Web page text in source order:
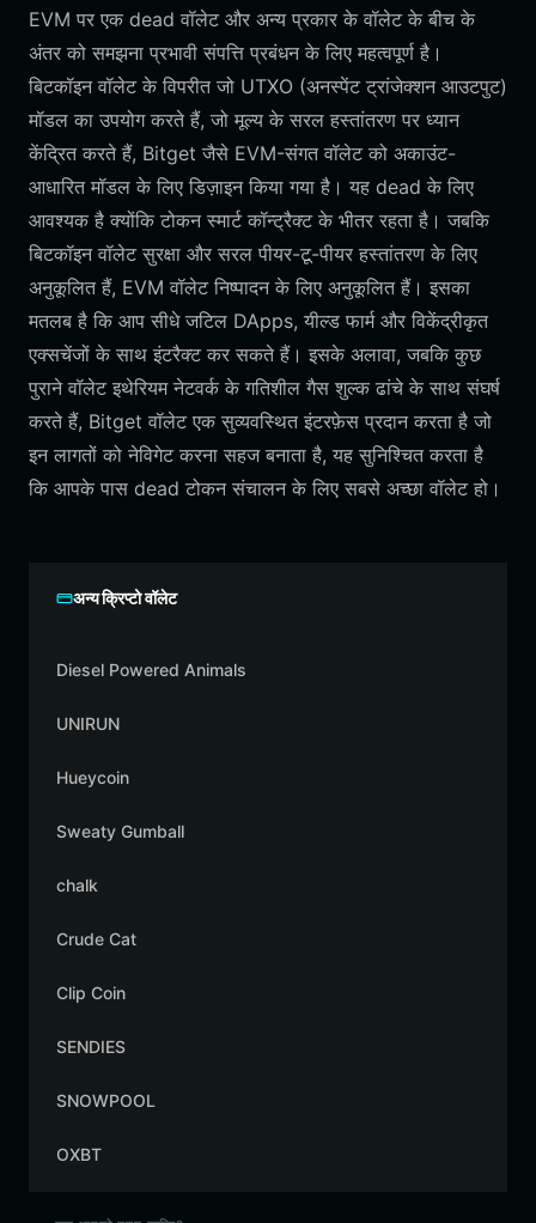
EVM पर एक dead वॉलेट और अन्य प्रकार के वॉलेट के बीच के
अंतर को समझना प्रभावी संपत्ति प्रबंधन के लिए महत्वपूर्ण है।
बिटकॉइन वॉलेट के विपरीत जो UTXO (अनस्पेंट ट्रांजेक्शन आउटपुट)
मॉडल का उपयोग करते हैं, जो मूल्य के सरल हस्तांतरण पर ध्यान
केंद्रित करते हैं, Bitget जैसे EVM-संगत वॉलेट को अकाउंट-
आधारित मॉडल के लिए डिज़ाइन किया गया है। यह dead के लिए
आवश्यक है क्योंकि टोकन स्मार्ट कॉन्ट्रैक्ट के भीतर रहता है। जबकि
बिटकॉइन वॉलेट सुरक्षा और सरल पीयर-टू-पीयर हस्तांतरण के लिए
अनुकूलित हैं, EVM वॉलेट निष्पादन के लिए अनुकूलित हैं। इसका
मतलब है कि आप सीधे जटिल DApps, यील्ड फार्म और विकेंद्रीकृत
एक्सचेंजों के साथ इंटरैक्ट कर सकते हैं। इसके अलावा, जबकि कुछ
पुराने वॉलेट इथेरियम नेटवर्क के गतिशील गैस शुल्क ढांचे के साथ संघर्ष
करते हैं, Bitget वॉलेट एक सुव्यवस्थित इंटरफ़ेस प्रदान करता है जो
इन लागतों को नेविगेट करना सहज बनाता है, यह सुनिश्चित करता है
कि आपके पास dead टोकन संचालन के लिए सबसे अच्छा वॉलेट हो।
अन्य क्रिप्टो वॉलेट
Diesel Powered Animals
UNIRUN
Hueycoin
Sweaty Gumball
chalk
Crude Cat
Clip Coin
SENDIES
SNOWPOOL
OXBT